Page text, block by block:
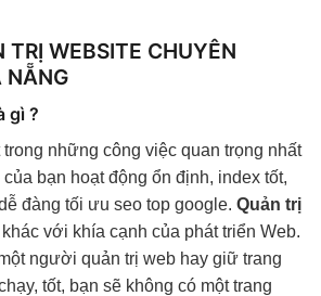
TRỊ WEBSITE CHUYÊN
NẴNG
gì ?
những công việc quan trọng nhất
bạn hoạt động ổn định, index tốt,
đàng tối ưu seo top google. Quản trị
khác với khía cạnh của phát triển Web.
người quản trị web hay giữ trang
tốt, bạn sẽ không có một trang